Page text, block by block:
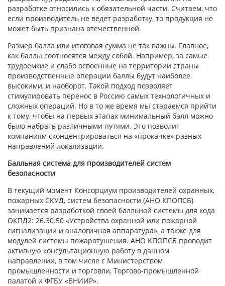
разработке относились к обязательной части. Считаем, что
если производитель не ведет разработку, то продукция не
может быть признана отечественной.
Размер балла или итоговая сумма не так важны. Главное,
как баллы соотносятся между собой. Например, за самые
трудоемкие и слабо освоенные на территории страны
производственные операции баллы будут наиболее
высокими, и наоборот. Такой подход позволяет
стимулировать перенос в Россию самых технологичных и
сложных операций. Но в то же время мы стараемся прийти
к тому, чтобы на первых этапах минимальный балл можно
было набрать различными путями. Это позволит
компаниям сконцентрироваться на «прокачке» разных
направлений локализации.
Балльная система для производителей систем
безопасности
В текущий момент Консорциум производителей охранных,
пожарных СКУД, систем безопасности (АНО КПОПСБ)
занимается разработкой своей балльной системы для кода
ОКПД2: 26.30.50 «Устройства охранной или пожарной
сигнализации и аналогичная аппаратура», а также для
модулей системы пожаротушения. АНО КПОПСБ проводит
активную консультационную работу в данном
направлении, в том числе с Министерством
промышленности и торговли, Торгово-промышленной
палатой и ФГБУ «ВНИИР».